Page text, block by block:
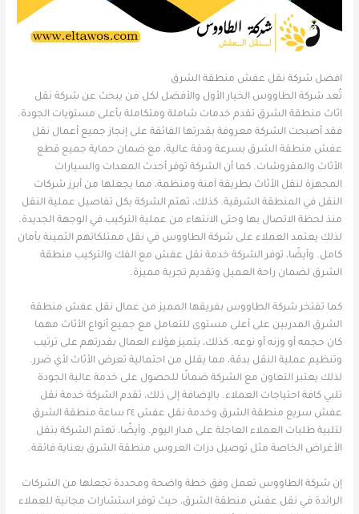
افضل شركة نقل عفش منطقة الشرق
تُعد شركة الطاووس الخيار الأول والأفضل لكل من يبحث عن شركة نقل
اثاث منطقة الشرق تقدم خدمات شاملة ومتكاملة بأعلى مستويات الجودة.
فقد أصبحت الشركة معروفة بقدرتها الفائقة على إنجاز جميع أعمال نقل
عفش منطقة الشرق بسرعة ودقة عالية، مع ضمان حماية جميع قطع
الأثاث والمفروشات. كما أن الشركة توفر أحدث المعدات والسيارات
المجهزة لنقل الأثاث بطريقة آمنة ومنظمة، مما يجعلها من أبرز شركات
النقل في المنطقة الشرقية. كذلك، تهتم الشركة بكل تفاصيل عملية النقل
منذ لحظة الاتصال بها وحتى الانتهاء من عملية التركيب في الوجهة الجديدة.
لذلك يعتمد العملاء على شركة الطاووس في نقل ممتلكاتهم الثمينة بأمان
كامل. وأيضًا، توفر الشركة خدمة نقل عفش مع الفك والتركيب منطقة
الشرق لضمان راحة العميل وتقديم تجربة مميزة.
كما تفتخر شركة الطاووس بفريقها المميز من عمال نقل عفش منطقة
الشرق المدربين على أعلى مستوى للتعامل مع جميع أنواع الأثاث مهما
كان حجمه أو وزنه أو نوعه. كذلك، يتميز هؤلاء العمال بقدرتهم على ترتيب
وتنظيم عملية النقل بدقة، مما يقلل من احتمالية تعرض الأثاث لأي ضرر.
لذلك يعتبر التعاون مع الشركة ضمانًا للحصول على خدمة عالية الجودة
تلبي كافة احتياجات العملاء. بالإضافة إلى ذلك، تقدم الشركة خدمة نقل
عفش سريع منطقة الشرق وخدمة نقل عفش ٢٤ ساعة منطقة الشرق
لتلبية طلبات العملاء العاجلة على مدار اليوم. وأيضًا، تهتم الشركة بنقل
الأغراض الخاصة مثل توصيل دزات العروس منطقة الشرق بعناية فائقة.
إن شركة الطاووس تعمل وفق خطة واضحة ومحددة تجعلها من الشركات
الرائدة في نقل عفش منطقة الشرق، حيث توفر استشارات مجانية للعملاء